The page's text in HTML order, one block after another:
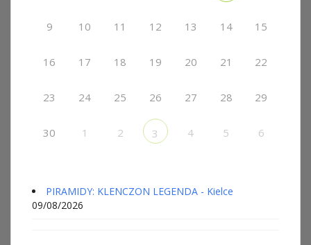
9 10 11 12 13 14 15
16 17 18 19 20 21 22
23 24 25 26 27 28 29
30 1 2 3 4 5 6
PIRAMIDY: KLENCZON LEGENDA - Kielce
09/08/2026